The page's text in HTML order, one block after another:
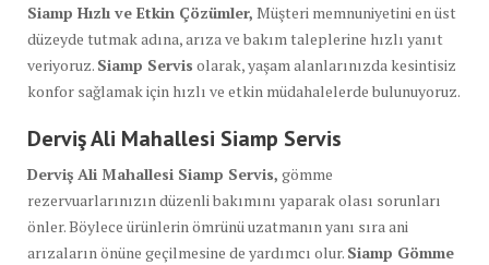
Siamp Hızlı ve Etkin Çözümler, Müşteri memnuniyetini en üst
düzeyde tutmak adına, arıza ve bakım taleplerine hızlı yanıt
veriyoruz. Siamp Servis olarak, yaşam alanlarınızda kesintisiz
konfor sağlamak için hızlı ve etkin müdahalelerde bulunuyoruz.
Derviş Ali Mahallesi Siamp Servis
Derviş Ali Mahallesi Siamp Servis, gömme
rezervuarlarınızın düzenli bakımını yaparak olası sorunları
önler. Böylece ürünlerin ömrünü uzatmanın yanı sıra ani
arızaların önüne geçilmesine de yardımcı olur. Siamp Gömme